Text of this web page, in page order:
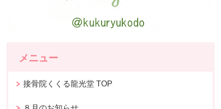
メニュー
接骨院くくる龍光堂 TOP